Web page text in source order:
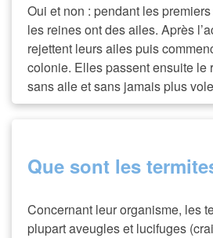
Oui et non : pendant les
les reines ont des ailes. Après
rejettent leurs ailes puis
colonie. Elles passent ensuite le
sans aile et sans jamais plus
Que sont les
Concernant leur organisme, les
plupart aveugles et lucifuges